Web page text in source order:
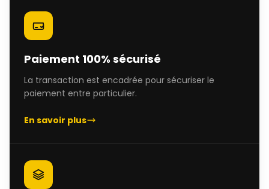
Paiement 100% sécurisé
La transaction est encadrée pour sécuriser le
paiement entre particulier.
En savoir plus